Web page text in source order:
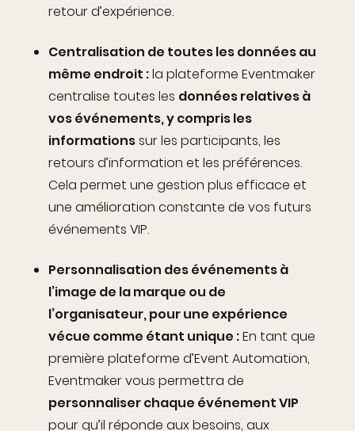
retour d’expérience.
Centralisation de toutes les données au
même endroit :la plateforme Eventmaker
centralise toutes les données relatives à
vos événements, y compris les
informationssur les participants, les
retours d’information et les préférences.
Cela permet une gestion plus efficace et
une amélioration constante de vos futurs
événements VIP.
Personnalisation des événements à
l’image de la marque ou de
l’organisateur, pour une expérience
vécue comme étant unique :En tant que
première plateforme d’Event Automation,
Eventmaker vous permettra de
personnaliser chaque événement VIP
pour qu’il réponde aux besoins, aux